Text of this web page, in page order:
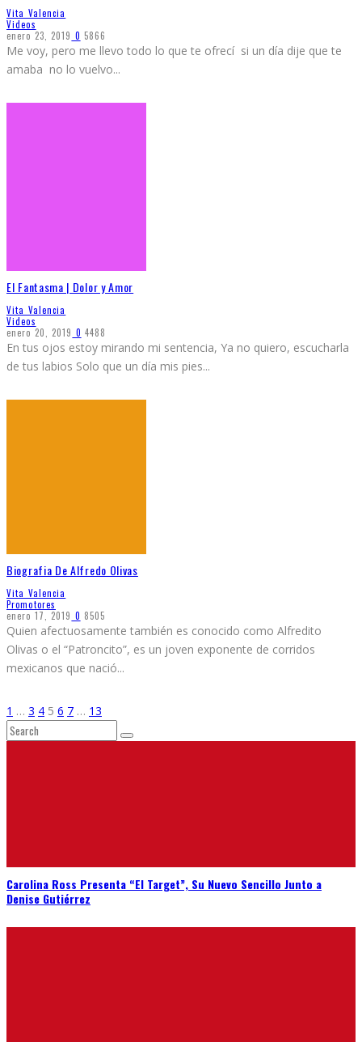
Vita Valencia
Videos
enero 23, 2019 0 5866
Me voy, pero me llevo todo lo que te ofrecí si un día dije que te
amaba no lo vuelvo...
El Fantasma | Dolor y Amor
Vita Valencia
Videos
enero 20, 2019 0 4488
En tus ojos estoy mirando mi sentencia, Ya no quiero, escucharla
de tus labios Solo que un día mis pies...
Biografia De Alfredo Olivas
Vita Valencia
Promotores
enero 17, 2019 0 8505
Quien afectuosamente también es conocido como Alfredito
Olivas o el “Patroncito”, es un joven exponente de corridos
mexicanos que nació...
1 … 3 4 5 6 7 … 13
Carolina Ross Presenta “El Target”, Su Nuevo Sencillo Junto a
Denise Gutiérrez